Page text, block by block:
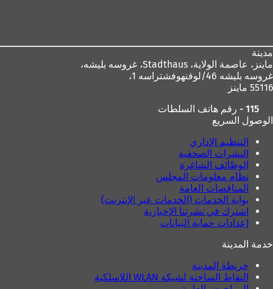
مدينة
ماينز، عاصمة الولاية،
غروسه بليشه 46/لوفنهوفشتراسه 1،
55116 ماينز
115 - رقم هاتف السلطات
الوصول السريع
التنظيم الإداري
النشرات الصحفية
الوظائف الشاغرة
نظام معلومات المجلس
المناقصات العامة
بوابة الخدمات (الخدمات عبر الإنترنت)
اشترك في نشرتنا الإخبارية
إعدادات حماية البيانات
خدمة المدينة
خريطة المدينة
النقاط الساخنة لشبكة WLAN اللاسلكية